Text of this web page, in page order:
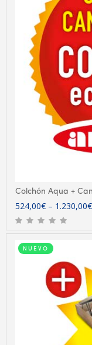
Colchón Aqua +
524,00€ – 1.230,00€
NUEVO